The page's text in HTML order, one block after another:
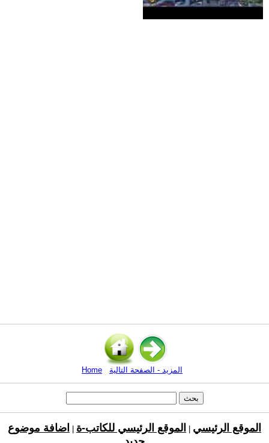
Home المزيد - الصفحة التالية
الموقع الرئيسي الموقع الرئيسي للكاتب-ة
اضافة موضوع